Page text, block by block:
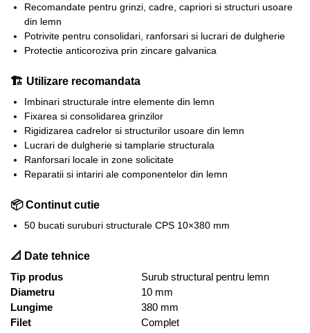
Recomandate pentru grinzi, cadre, capriori si structuri usoare
din lemn
Potrivite pentru consolidari, ranforsari si lucrari de dulgherie
Protectie anticoroziva prin zincare galvanica
🏗️ Utilizare recomandata
Imbinari structurale intre elemente din lemn
Fixarea si consolidarea grinzilor
Rigidizarea cadrelor si structurilor usoare din lemn
Lucrari de dulgherie si tamplarie structurala
Ranforsari locale in zone solicitate
Reparatii si intariri ale componentelor din lemn
📦 Continut cutie
50 bucati suruburi structurale CPS 10×380 mm
📐 Date tehnice
Tip produs
Surub structural pentru lemn
Diametru
10 mm
Lungime
380 mm
Filet
Complet